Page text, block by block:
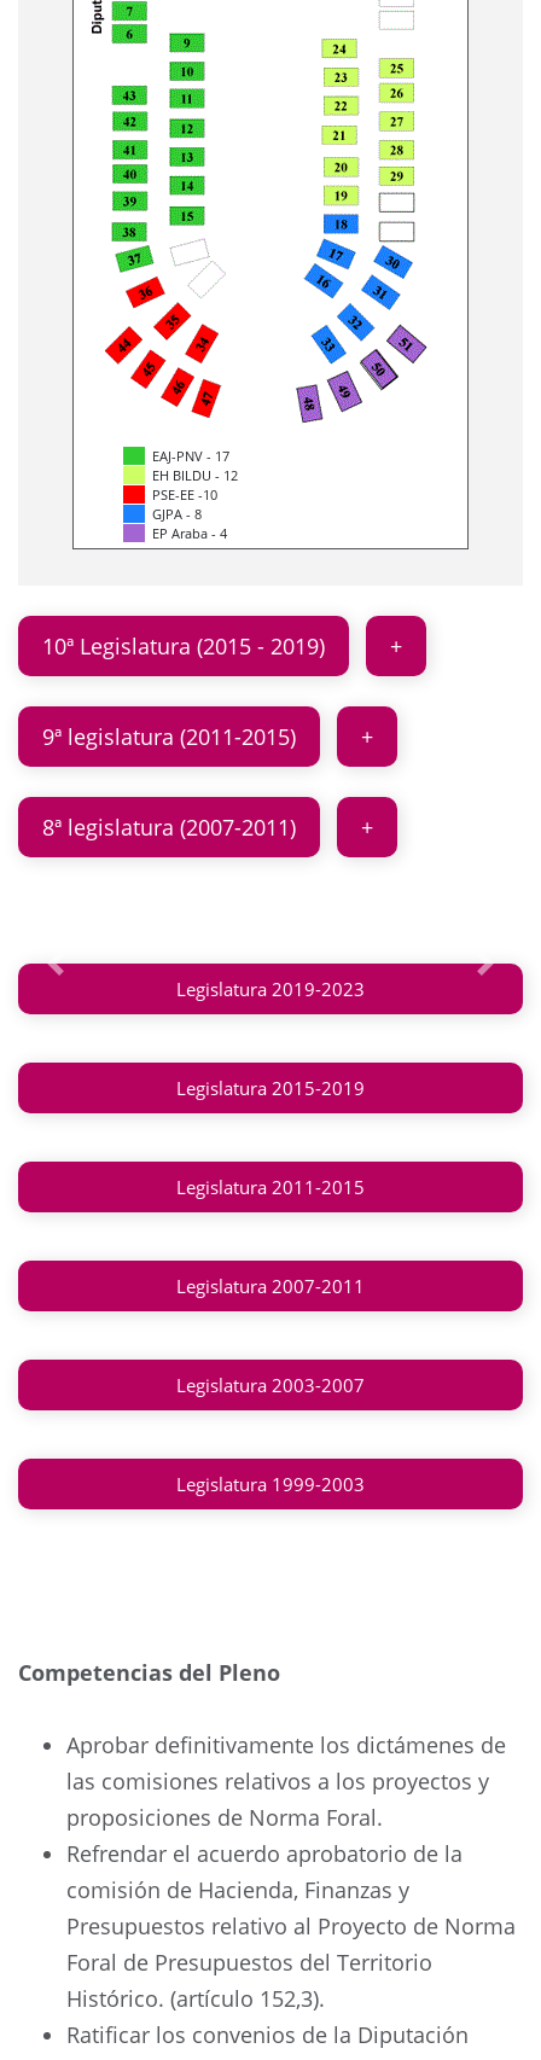
EAJ-PNV - 17
EH BILDU - 12
PSE-EE -10
GJPA - 8
EP Araba - 4
10ª Legislatura (2015 - 2019)
9ª legislatura (2011-2015)
8ª legislatura (2007-2011)
Anterior Legislatura 2019-2023
Legislatura 2015-2019
Legislatura 2011-2015
Legislatura 2007-2011
Legislatura 2003-2007
Legislatura 1999-2003
Competencias del Pleno
Aprobar definitivamente los dictámenes de
las comisiones relativos a los proyectos y
proposiciones de Norma Foral.
Refrendar el acuerdo aprobatorio de la
comisión de Hacienda, Finanzas y
Presupuestos relativo al Proyecto de Norma
Foral de Presupuestos del Territorio
Histórico. (artículo 152,3).
Ratificar los convenios de la Diputación